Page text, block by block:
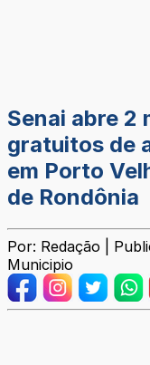
Senai abre 2
gratuitos de
em Porto
de Rondônia
Por: Redação |
Municipio